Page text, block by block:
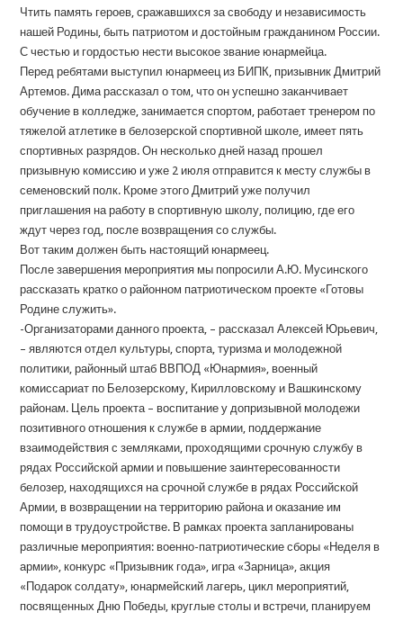
Чтить память героев, сражавшихся за свободу и независимость
нашей Родины, быть патриотом и достойным гражданином России.
С честью и гордостью нести высокое звание юнармейца.
Перед ребятами выступил юнармеец из БИПК, призывник Дмитрий
Артемов. Дима рассказал о том, что он успешно заканчивает
обучение в колледже, занимается спортом, работает тренером по
тяжелой атлетике в белозерской спортивной школе, имеет пять
спортивных разрядов. Он несколько дней назад прошел
призывную комиссию и уже 2 июля отправится к месту службы в
семеновский полк. Кроме этого Дмитрий уже получил
приглашения на работу в спортивную школу, полицию, где его
ждут через год, после возвращения со службы.
Вот таким должен быть настоящий юнармеец.
После завершения мероприятия мы попросили А.Ю. Мусинского
рассказать кратко о районном патриотическом проекте «Готовы
Родине служить».
-Организаторами данного проекта, – рассказал Алексей Юрьевич,
– являются отдел культуры, спорта, туризма и молодежной
политики, районный штаб ВВПОД «Юнармия», военный
комиссариат по Белозерскому, Кирилловскому и Вашкинскому
районам. Цель проекта – воспитание у допризывной молодежи
позитивного отношения к службе в армии, поддержание
взаимодействия с земляками, проходящими срочную службу в
рядах Российской армии и повышение заинтересованности
белозер, находящихся на срочной службе в рядах Российской
Армии, в возвращении на территорию района и оказание им
помощи в трудоустройстве. В рамках проекта запланированы
различные мероприятия: военно-патриотические сборы «Неделя в
армии», конкурс «Призывник года», игра «Зарница», акция
«Подарок солдату», юнармейский лагерь, цикл мероприятий,
посвященных Дню Победы, круглые столы и встречи, планируем